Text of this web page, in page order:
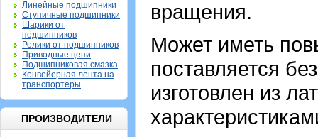
Линейные подшипники
Ступичные подшипники
Шарики от
подшипников
Ролики от подшипников
Приводные цепи
Подшипниковая смазка
Конвейерная лента на
транспортеры
ПРОИЗВОДИТЕЛИ
вращения.
Может иметь
поставляется
изготовлен из